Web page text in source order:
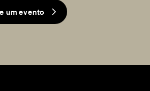
um evento